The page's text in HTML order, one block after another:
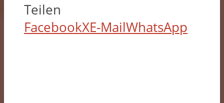
Teilen
FacebookXE-MailWhatsApp